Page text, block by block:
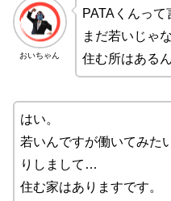
おいちゃん
PATAくんって
まだ若いじゃ
住む所はある
はい。
若いんですが働いてみた
りしまして…
住む家はありますです。